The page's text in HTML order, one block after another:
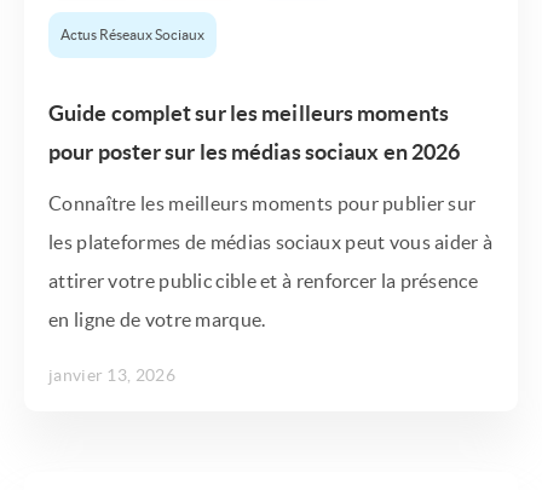
Actus Réseaux Sociaux
Guide complet sur les meilleurs moments
pour poster sur les médias sociaux en 2026
Connaître les meilleurs moments pour publier sur
les plateformes de médias sociaux peut vous aider à
attirer votre public cible et à renforcer la présence
en ligne de votre marque.
janvier 13, 2026